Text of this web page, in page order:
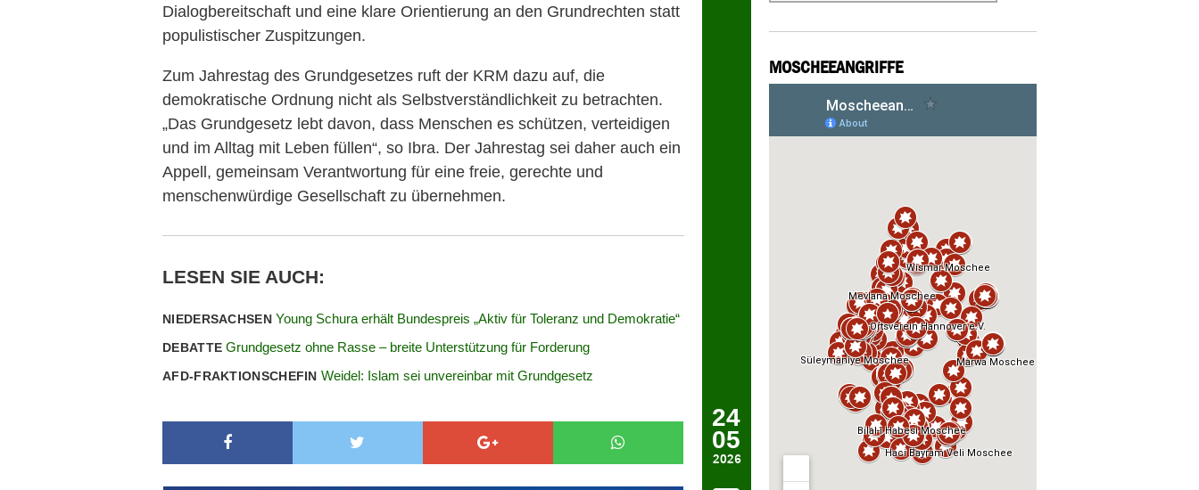
24
05
2026
Dialogbereitschaft und eine klare Orientierung an den Grundrechten statt
populistischer Zuspitzungen.
Zum Jahrestag des Grundgesetzes ruft der KRM dazu auf, die
demokratische Ordnung nicht als Selbstverständlichkeit zu betrachten.
„Das Grundgesetz lebt davon, dass Menschen es schützen, verteidigen
und im Alltag mit Leben füllen“, so Ibra. Der Jahrestag sei daher auch ein
Appell, gemeinsam Verantwortung für eine freie, gerechte und
menschenwürdige Gesellschaft zu übernehmen.
LESEN SIE AUCH:
NIEDERSACHSENYoung Schura erhält Bundespreis „Aktiv für Toleranz und Demokratie“
DEBATTEGrundgesetz ohne Rasse – breite Unterstützung für Forderung
AFD-FRAKTIONSCHEFIN Weidel: Islam sei unvereinbar mit Grundgesetz
MOSCHEEANGRIFFE